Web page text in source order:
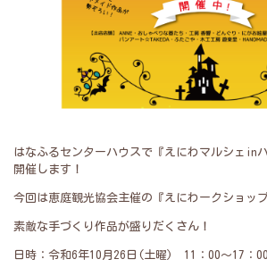
はなふるセンターハウスで『えにわマルシェin
開催します！
今回は恵庭観光協会主催の『えにわークショッ
素敵な手づくり作品が盛りだくさん！
日時：令和6年10月26日(土曜) 11：00～17：00